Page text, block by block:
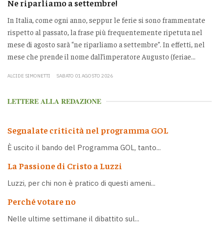
Ne riparliamo a settembre!
In Italia, come ogni anno, seppur le ferie si sono frammentate
rispetto al passato, la frase più frequentemente ripetuta nel
mese di agosto sarà “ne riparliamo a settembre”. In effetti, nel
mese che prende il nome dall’imperatore Augusto (feriae...
ALCIDE SIMONETTI SABATO 01 AGOSTO 2026
LETTERE ALLA REDAZIONE
Segnalate criticità nel programma GOL
È uscito il bando del Programma GOL, tanto...
La Passione di Cristo a Luzzi
Luzzi, per chi non è pratico di questi ameni...
Perché votare no
Nelle ultime settimane il dibattito sul...